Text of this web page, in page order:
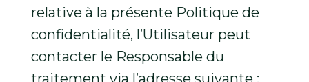
relative à la présente Politique de
confidentialité, l’Utilisateur peut
contacter le Responsable du
traitement via l’adresse suivante :